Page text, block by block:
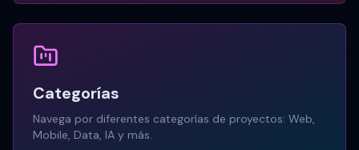
Categorías
Navega por diferentes categorías de proyectos: Web,
Mobile, Data, IA y más.